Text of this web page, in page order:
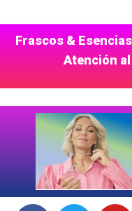
Frascos &
Atención